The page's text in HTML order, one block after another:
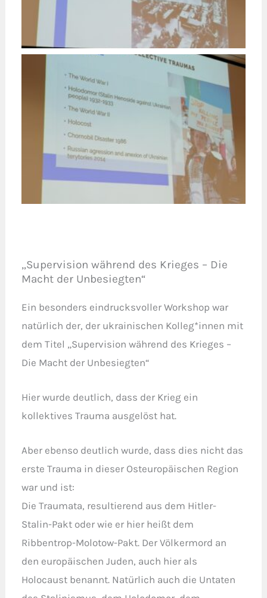
„Supervision während des Krieges – Die
Macht der Unbesiegten“
Ein besonders eindrucksvoller Workshop war
natürlich der, der ukrainischen Kolleg*innen mit
dem Titel „Supervision während des Krieges –
Die Macht der Unbesiegten“
Hier wurde deutlich, dass der Krieg ein
kollektives Trauma ausgelöst hat.
Aber ebenso deutlich wurde, dass dies nicht das
erste Trauma in dieser Osteuropäischen Region
war und ist:
Die Traumata, resultierend aus dem Hitler-
Stalin-Pakt oder wie er hier heißt dem
Ribbentrop-Molotow-Pakt. Der Völkermord an
den europäischen Juden, auch hier als
Holocaust benannt. Natürlich auch die Untaten